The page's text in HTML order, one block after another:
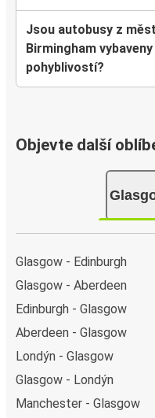
Jsou autobusy z
Birmingham
pohyblivostí?
Objevte další
Glasgow - Edinburgh
Glasgow - Aberdeen
Edinburgh - Glasgow
Aberdeen - Glasgow
Londýn - Glasgow
Glasgow - Londýn
Manchester - Glasgow